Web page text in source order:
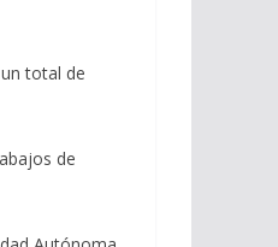
total de
de